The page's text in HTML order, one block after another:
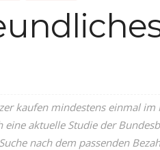
kaufen mindestens einmal
eine aktuelle Studie der
nach dem passenden